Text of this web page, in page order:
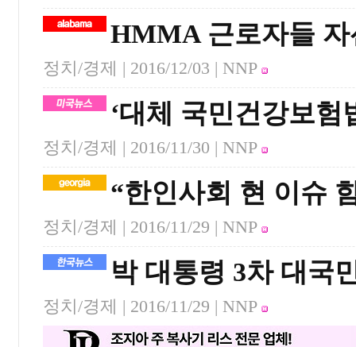
HMMA 근로자들
정치/경제 | 2016/12/03 | NNP
‘대체 국민건강보험
정치/경제 | 2016/11/30 | NNP
“한인사회 현 이슈
정치/경제 | 2016/11/29 | NNP
박 대통령 3차 대국
정치/경제 | 2016/11/29 | NNP